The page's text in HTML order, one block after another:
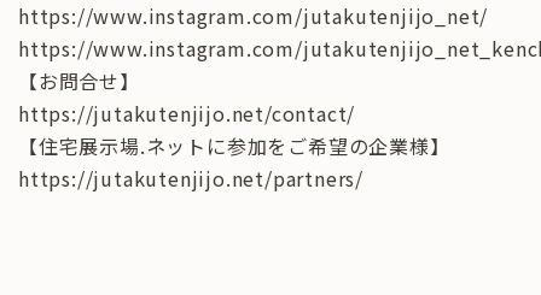
https://www.instagram.com/jutakutenjijo_net/
https://www.instagram.com/
【お問合せ】
https://jutakutenjijo.net/contact/
【住宅展示場.ネットに参加をご希望の企業様】
https://jutakutenjijo.net/partners/